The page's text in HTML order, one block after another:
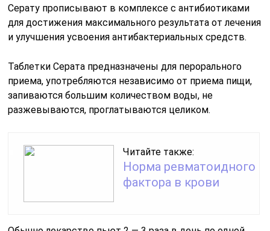
Серату прописывают в комплексе с антибиотиками
для достижения максимального результата от лечения
и улучшения усвоения антибактериальных средств.
Таблетки Серата предназначены для перорального
приема, употребляются независимо от приема пищи,
запиваются большим количеством воды, не
разжевываются, проглатываются целиком.
Читайте также:
Норма ревматоидного
фактора в крови